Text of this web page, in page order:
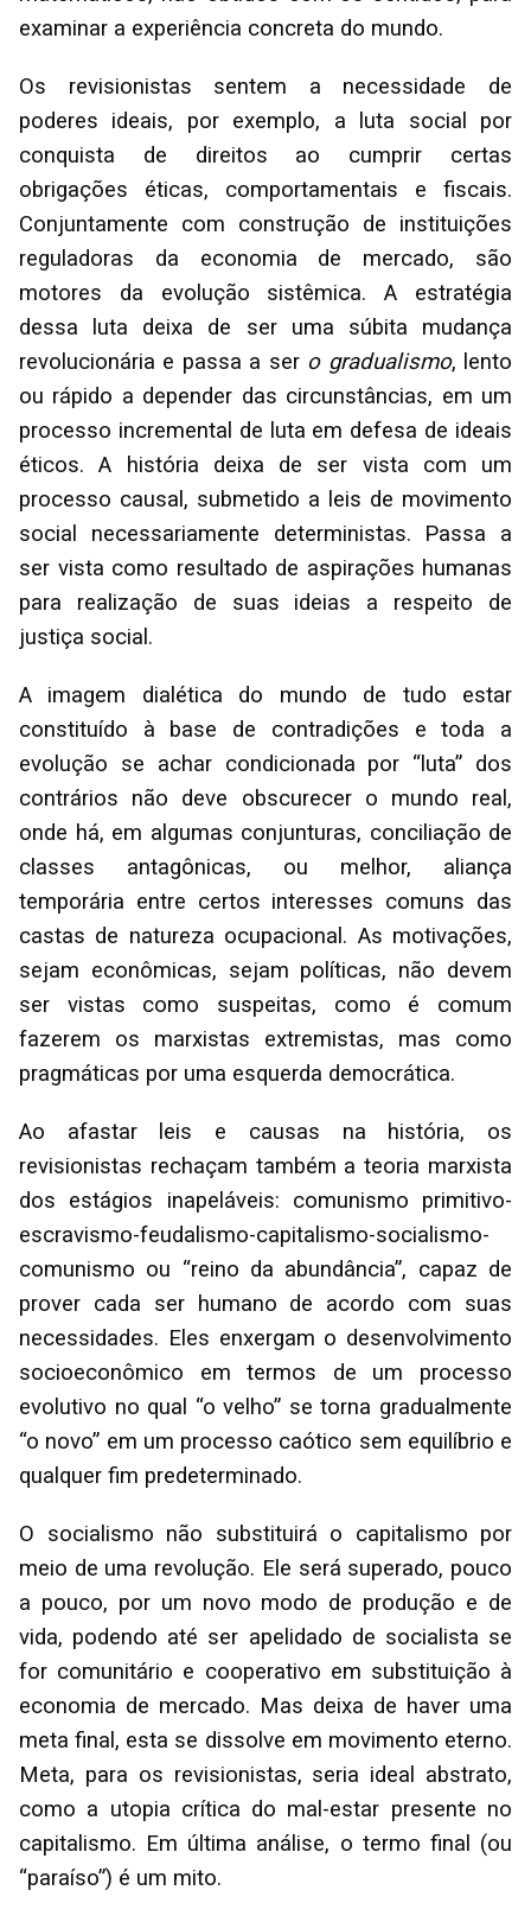
examinar a experiência concreta do mundo.
Os revisionistas sentem a necessidade de
poderes ideais, por exemplo, a luta social por
conquista de direitos ao cumprir certas
obrigações éticas, comportamentais e fiscais.
Conjuntamente com construção de instituições
reguladoras da economia de mercado, são
motores da evolução sistêmica. A estratégia
dessa luta deixa de ser uma súbita mudança
revolucionária e passa a ser o gradualismo, lento
ou rápido a depender das circunstâncias, em um
processo incremental de luta em defesa de ideais
éticos. A história deixa de ser vista com um
processo causal, submetido a leis de movimento
social necessariamente deterministas. Passa a
ser vista como resultado de aspirações humanas
para realização de suas ideias a respeito de
justiça social.
A imagem dialética do mundo de tudo estar
constituído à base de contradições e toda a
evolução se achar condicionada por “luta” dos
contrários não deve obscurecer o mundo real,
onde há, em algumas conjunturas, conciliação de
classes antagônicas, ou melhor, aliança
temporária entre certos interesses comuns das
castas de natureza ocupacional. As motivações,
sejam econômicas, sejam políticas, não devem
ser vistas como suspeitas, como é comum
fazerem os marxistas extremistas, mas como
pragmáticas por uma esquerda democrática.
Ao afastar leis e causas na história, os
revisionistas rechaçam também a teoria marxista
dos estágios inapeláveis: comunismo primitivo-
escravismo-feudalismo-capitalismo-socialismo-
comunismo ou “reino da abundância”, capaz de
prover cada ser humano de acordo com suas
necessidades. Eles enxergam o desenvolvimento
socioeconômico em termos de um processo
evolutivo no qual “o velho” se torna gradualmente
“o novo” em um processo caótico sem equilíbrio e
qualquer fim predeterminado.
O socialismo não substituirá o capitalismo por
meio de uma revolução. Ele será superado, pouco
a pouco, por um novo modo de produção e de
vida, podendo até ser apelidado de socialista se
for comunitário e cooperativo em substituição à
economia de mercado. Mas deixa de haver uma
meta final, esta se dissolve em movimento eterno.
Meta, para os revisionistas, seria ideal abstrato,
como a utopia crítica do mal-estar presente no
capitalismo. Em última análise, o termo final (ou
“paraíso”) é um mito.